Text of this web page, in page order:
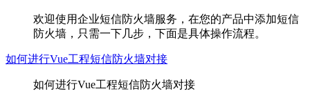
欢迎使用企业短信防火墙服务，在您的产品中添加短信
防火墙，只需一下几步，下面是具体操作流程。
如何进行Vue工程短信防火墙对接
如何进行Vue工程短信防火墙对接